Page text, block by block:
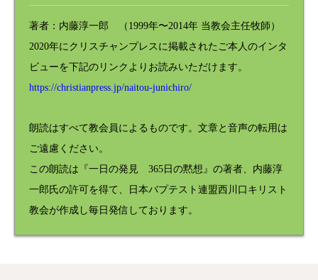
著者：内藤淳一郎 （1999年〜2014年 当教会主任牧師）
2020年にクリスチャンプレスに掲載されたご本人のインタ
ビューを下記のリンクよりお読みいただけます。
https://christianpress.jp/naitou-junichiro/
朗読はすべて教会員によるものです。文章と音声の転用は
ご遠慮ください。
この朗読は『一日の発見 365日の黙想』の著者、内藤淳
一郎氏の許可を得て、日本バプテスト連盟西川口キリスト
教会が作成し毎日発信しております。